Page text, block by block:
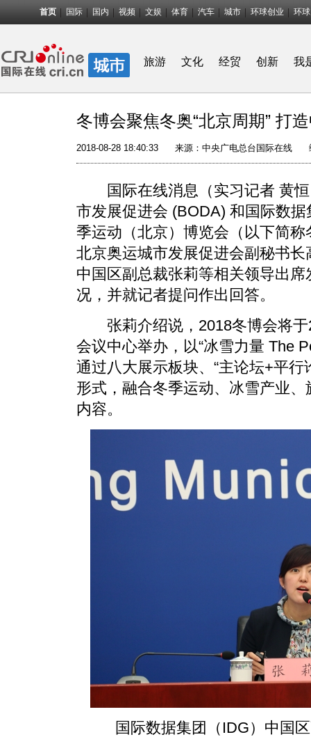
首页 国际 国内 视频 文娱 体育 汽车 城市 环球创业 环
旅游 文化 经贸 创新 我
冬博会聚焦冬奥“北京周期” 打
2018-08-28 18:40:33 来源：中央广电总台国际在线
国际在线消息（实习记者 黄恒
市发展促进会 (BODA) 和国际数
季运动（北京）博览会（以下简
北京奥运城市发展促进会副秘书
中国区副总裁张莉等相关领导出
况，并就记者提问作出回答。
张莉介绍说，2018冬博会将于
会议中心举办，以“冰雪力量 The
通过八大展示板块、“主论坛+平
形式，融合冬季运动、冰雪产业
内容。
国际数据集团（IDG）中国区